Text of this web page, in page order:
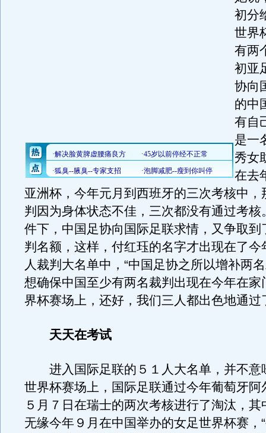
初分
世界
有两
初亚
协向
的中
有自
是一
秀女
在去
亚洲杯，今年元月到西班牙的三次考核中，
判因为身体状态不佳，三次都没有通过考核
件下，中国足协向国际足联求情，又争取到
判名额，这样，付红珏的名字才出现在了今
人裁判大名单中，“中国足协之所以增补两
想确保中国至少有两名裁判出现在今年在家
界杯赛场上，还好，我们三人都出色地通过
天天在考试
进入国际足联的５１人大名单，并不意
世界杯赛场上，国际足联通过今年葡萄牙阿
５月７日在瑞士的两次考核进行了淘汰，
无缘今年９月在中国举办的女足世界杯赛，